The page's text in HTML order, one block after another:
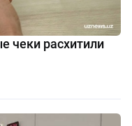
чеки расхитили